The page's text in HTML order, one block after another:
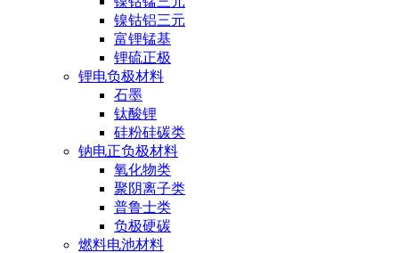
镍钴铝三元
富锂锰基
锂硫正极
锂电负极材料
石墨
钛酸锂
硅粉硅碳类
钠电正负极材料
氧化物类
聚阴离子类
普鲁士类
负极硬碳
燃料电池材料